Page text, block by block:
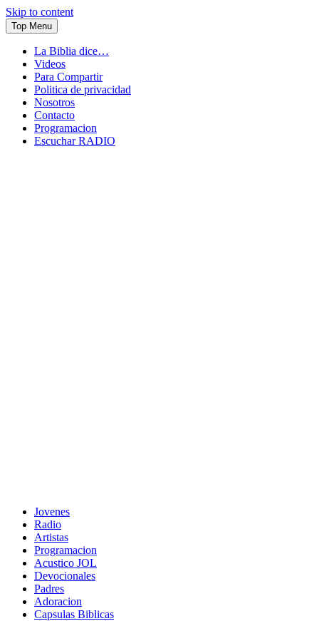
Skip to content
Top Menu
La Biblia dice…
Videos
Para Compartir
Politica de privacidad
Nosotros
Contacto
Programacion
Escuchar RADIO
Jovenes
Radio
Artistas
Programacion
Acustico JOL
Devocionales
Padres
Adoracion
Capsulas Biblicas